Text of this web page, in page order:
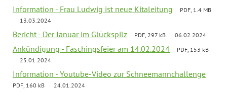
Information - Frau Ludwig ist neue Kitaleitung
PDF, 1.4 MB
13.03.2024
Bericht - Der Januar im Glückspilz PDF, 297 kB 06.02.2024
Ankündigung - Faschingsfeier am 14.02.2024
PDF, 153 kB
25.01.2024
Information - Youtube-Video zur Schneemannchallenge
PDF, 160 kB 24.01.2024